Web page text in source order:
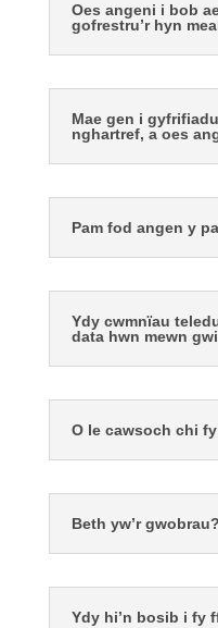
Oes angeni i bob
gofrestru’r hyn
Mae gen i
nghartref, a oes
Pam fod angen y
Ydy cwmnïau
data hwn mewn
O le cawsoch chi
Beth yw’r gwobrau?
Ydy hi’n bosib i fy